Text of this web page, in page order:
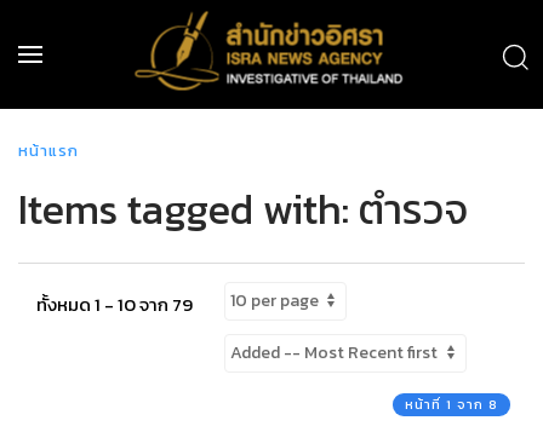
หน้าแรก
Items tagged with: ตำรวจ
ทั้งหมด 1 - 10 จาก 79
หน้าที่ 1 จาก 8